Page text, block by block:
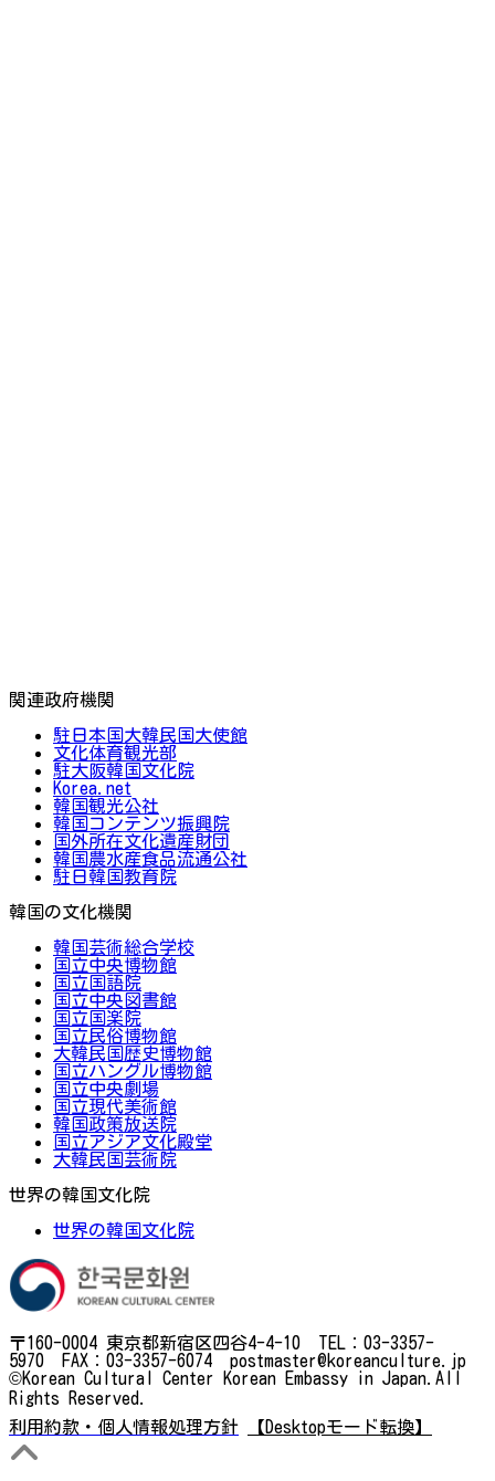
関連政府機関
駐日本国大韓民国大使館
文化体育観光部
駐大阪韓国文化院
Korea.net
韓国観光公社
韓国コンテンツ振興院
国外所在文化遺産財団
韓国農水産食品流通公社
駐日韓国教育院
韓国の文化機関
韓国芸術総合学校
国立中央博物館
国立国語院
国立中央図書館
国立国楽院
国立民俗博物館
大韓民国歴史博物館
国立ハングル博物館
国立中央劇場
国立現代美術館
韓国政策放送院
国立アジア文化殿堂
大韓民国芸術院
世界の韓国文化院
世界の韓国文化院
〒160-0004 東京都新宿区四谷4-4-10 TEL：03-3357-
5970 FAX：03-3357-6074 postmaster@koreanculture.jp
©Korean Cultural Center Korean Embassy in Japan.All
Rights Reserved.
利用約款・個人情報処理方針
【Desktopモード転換】